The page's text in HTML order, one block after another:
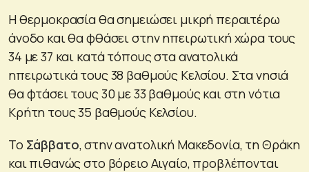
Η θερμοκρασία θα σημειώσει μικρή περαιτέρω
άνοδο και θα φθάσει στην ηπειρωτική χώρα τους
34 με 37 και κατά τόπους στα ανατολικά
ηπειρωτικά τους 38 βαθμούς Κελσίου. Στα νησιά
θα φτάσει τους 30 με 33 βαθμούς και στη νότια
Κρήτη τους 35 βαθμούς Κελσίου.
Το Σάββατο, στην ανατολική Μακεδονία, τη Θράκη
και πιθανώς στο βόρειο Αιγαίο, προβλέπονται